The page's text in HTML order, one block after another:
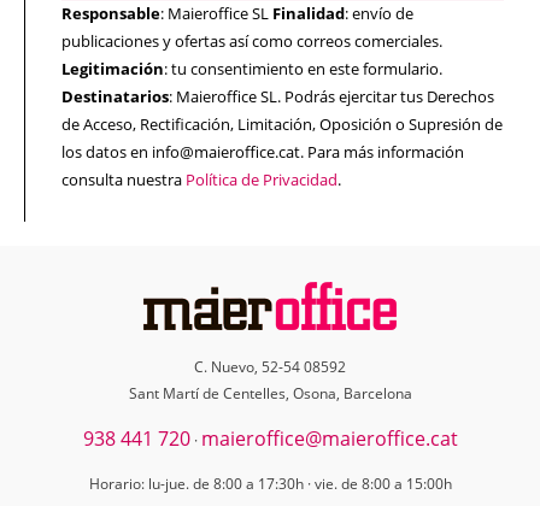
Responsable: Maieroffice SL Finalidad: envío de
publicaciones y ofertas así como correos comerciales.
Legitimación: tu consentimiento en este formulario.
Destinatarios: Maieroffice SL. Podrás ejercitar tus Derechos
de Acceso, Rectificación, Limitación, Oposición o Supresión de
los datos en info@maieroffice.cat. Para más información
consulta nuestra Política de Privacidad.
C. Nuevo, 52-54 08592
Sant Martí de Centelles, Osona, Barcelona
938 441 720· maieroffice@maieroffice.cat
Horario: lu-jue. de 8:00 a 17:30h · vie. de 8:00 a 15:00h